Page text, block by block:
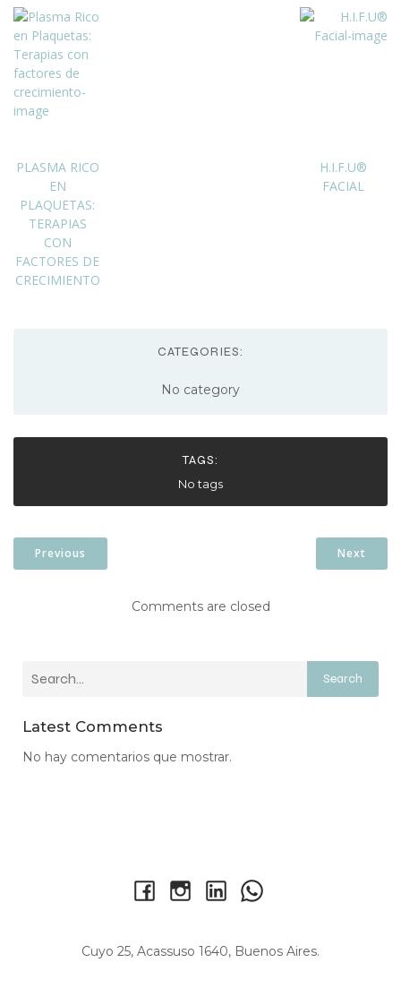
PLASMA RICO
EN
PLAQUETAS:
TERAPIAS
CON
FACTORES DE
CRECIMIENTO
H.I.F.U®
FACIAL
CATEGORIES:
No category
TAGS:
No tags
Previous Next
Comments are closed
Search
Latest Comments
No hay comentarios que mostrar.
Cuyo 25, Acassuso 1640, Buenos Aires.